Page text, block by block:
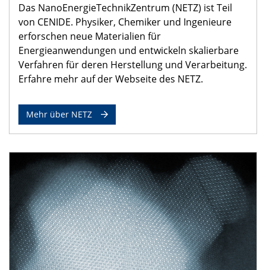
Das NanoEnergieTechnikZentrum (NETZ) ist Teil
von CENIDE. Physiker, Chemiker und Ingenieure
erforschen neue Materialien für
Energieanwendungen und entwickeln skalierbare
Verfahren für deren Herstellung und Verarbeitung.
Erfahre mehr auf der Webseite des NETZ.
Mehr über NETZ